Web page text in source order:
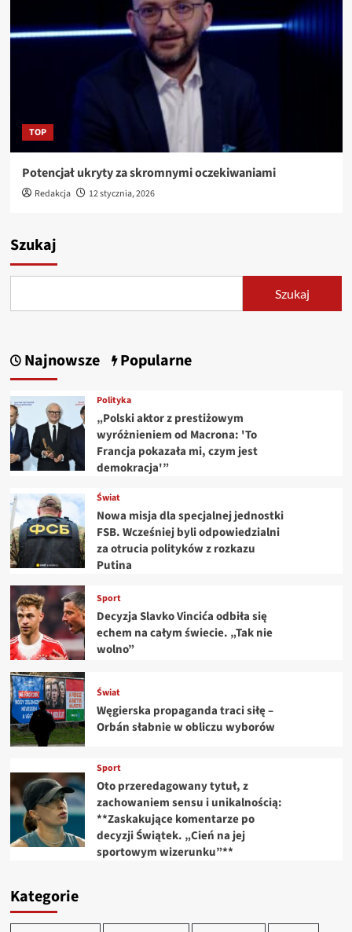
TOP
Potencjał ukryty za skromnymi oczekiwaniami
Redakcja 12 stycznia, 2026
Szukaj
Szukaj
Najnowsze Popularne
Polityka
„Polski aktor z prestiżowym
wyróżnieniem od Macrona: 'To
Francja pokazała mi, czym jest
demokracja'”
Świat
Nowa misja dla specjalnej jednostki
FSB. Wcześniej byli odpowiedzialni
za otrucia polityków z rozkazu
Putina
Sport
Decyzja Slavko Vincića odbiła się
echem na całym świecie. „Tak nie
wolno”
Świat
Węgierska propaganda traci siłę –
Orbán słabnie w obliczu wyborów
Sport
Oto przeredagowany tytuł, z
zachowaniem sensu i unikalnością:
**Zaskakujące komentarze po
decyzji Świątek. „Cień na jej
sportowym wizerunku”**
Kategorie